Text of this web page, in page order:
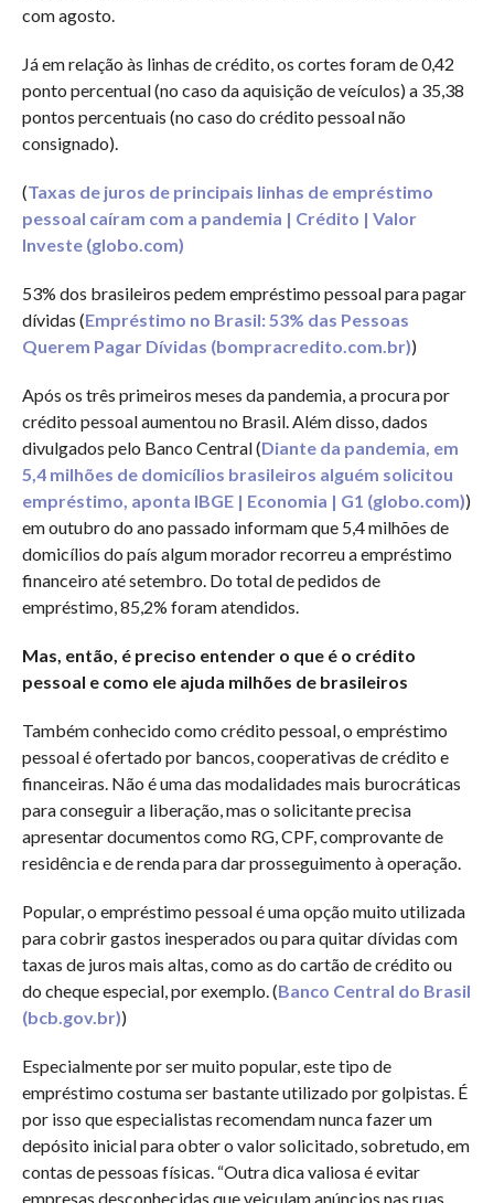
com agosto.
Já em relação às linhas de crédito, os cortes foram de 0,42
ponto percentual (no caso da aquisição de veículos) a 35,38
pontos percentuais (no caso do crédito pessoal não
consignado).
(Taxas de juros de principais linhas de empréstimo
pessoal caíram com a pandemia | Crédito | Valor
Investe (globo.com)
53% dos brasileiros pedem empréstimo pessoal para pagar
dívidas (Empréstimo no Brasil: 53% das Pessoas
Querem Pagar Dívidas (bompracredito.com.br))
Após os três primeiros meses da pandemia, a procura por
crédito pessoal aumentou no Brasil. Além disso, dados
divulgados pelo Banco Central (Diante da pandemia, em
5,4 milhões de domicílios brasileiros alguém solicitou
empréstimo, aponta IBGE | Economia | G1 (globo.com))
em outubro do ano passado informam que 5,4 milhões de
domicílios do país algum morador recorreu a empréstimo
financeiro até setembro. Do total de pedidos de
empréstimo, 85,2% foram atendidos.
Mas, então, é preciso entender o que é o crédito
pessoal e como ele ajuda milhões de brasileiros
Também conhecido como crédito pessoal, o empréstimo
pessoal é ofertado por bancos, cooperativas de crédito e
financeiras. Não é uma das modalidades mais burocráticas
para conseguir a liberação, mas o solicitante precisa
apresentar documentos como RG, CPF, comprovante de
residência e de renda para dar prosseguimento à operação.
Popular, o empréstimo pessoal é uma opção muito utilizada
para cobrir gastos inesperados ou para quitar dívidas com
taxas de juros mais altas, como as do cartão de crédito ou
do cheque especial, por exemplo. (Banco Central do Brasil
(bcb.gov.br))
Especialmente por ser muito popular, este tipo de
empréstimo costuma ser bastante utilizado por golpistas. É
por isso que especialistas recomendam nunca fazer um
depósito inicial para obter o valor solicitado, sobretudo, em
contas de pessoas físicas. “Outra dica valiosa é evitar
empresas desconhecidas que veiculam anúncios nas ruas,